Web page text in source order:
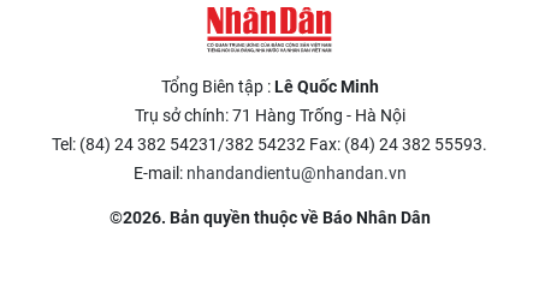
Tổng Biên tập :Lê Quốc Minh
Trụ sở chính: 71 Hàng Trống - Hà Nội
Tel: (84) 24 382 54231/382 54232 Fax: (84) 24 382 55593.
E-mail: nhandandientu@nhandan.vn
©2026. Bản quyền thuộc về Báo Nhân Dân